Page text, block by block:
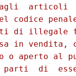
articoli
codice
di illegale
in vendita,
o aperto al
di